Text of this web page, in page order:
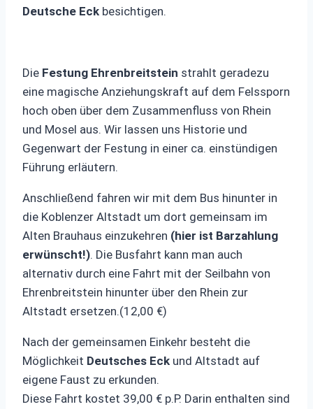
Deutsche Eck besichtigen.
Die Festung Ehrenbreitstein strahlt geradezu
eine magische Anziehungskraft auf dem Felssporn
hoch oben über dem Zusammenfluss von Rhein
und Mosel aus. Wir lassen uns Historie und
Gegenwart der Festung in einer ca. einstündigen
Führung erläutern.
Anschließend fahren wir mit dem Bus hinunter in
die Koblenzer Altstadt um dort gemeinsam im
Alten Brauhaus einzukehren (hier ist Barzahlung
erwünscht!). Die Busfahrt kann man auch
alternativ durch eine Fahrt mit der Seilbahn von
Ehrenbreitstein hinunter über den Rhein zur
Altstadt ersetzen.(12,00 €)
Nach der gemeinsamen Einkehr besteht die
Möglichkeit Deutsches Eck und Altstadt auf
eigene Faust zu erkunden.
Diese Fahrt kostet 39,00 € p.P. Darin enthalten sind